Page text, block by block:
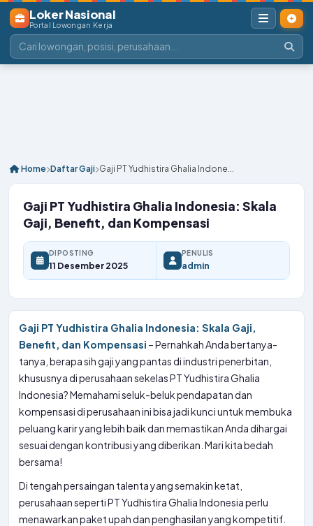
Loker Nasional
Portal Lowongan Kerja
Home Daftar Gaji Gaji PT Yudhistira Ghalia Indone...
Gaji PT Yudhistira Ghalia Indonesia: Skala
Gaji, Benefit, dan Kompensasi
DIPOSTING
11 Desember 2025
PENULIS
admin
Gaji PT Yudhistira Ghalia Indonesia: Skala Gaji,
Benefit, dan Kompensasi – Pernahkah Anda bertanya-
tanya, berapa sih gaji yang pantas di industri penerbitan,
khususnya di perusahaan sekelas PT Yudhistira Ghalia
Indonesia? Memahami seluk-beluk pendapatan dan
kompensasi di perusahaan ini bisa jadi kunci untuk membuka
peluang karir yang lebih baik dan memastikan Anda dihargai
sesuai dengan kontribusi yang diberikan. Mari kita bedah
bersama!
Di tengah persaingan talenta yang semakin ketat,
perusahaan seperti PT Yudhistira Ghalia Indonesia perlu
menawarkan paket upah dan penghasilan yang kompetitif.